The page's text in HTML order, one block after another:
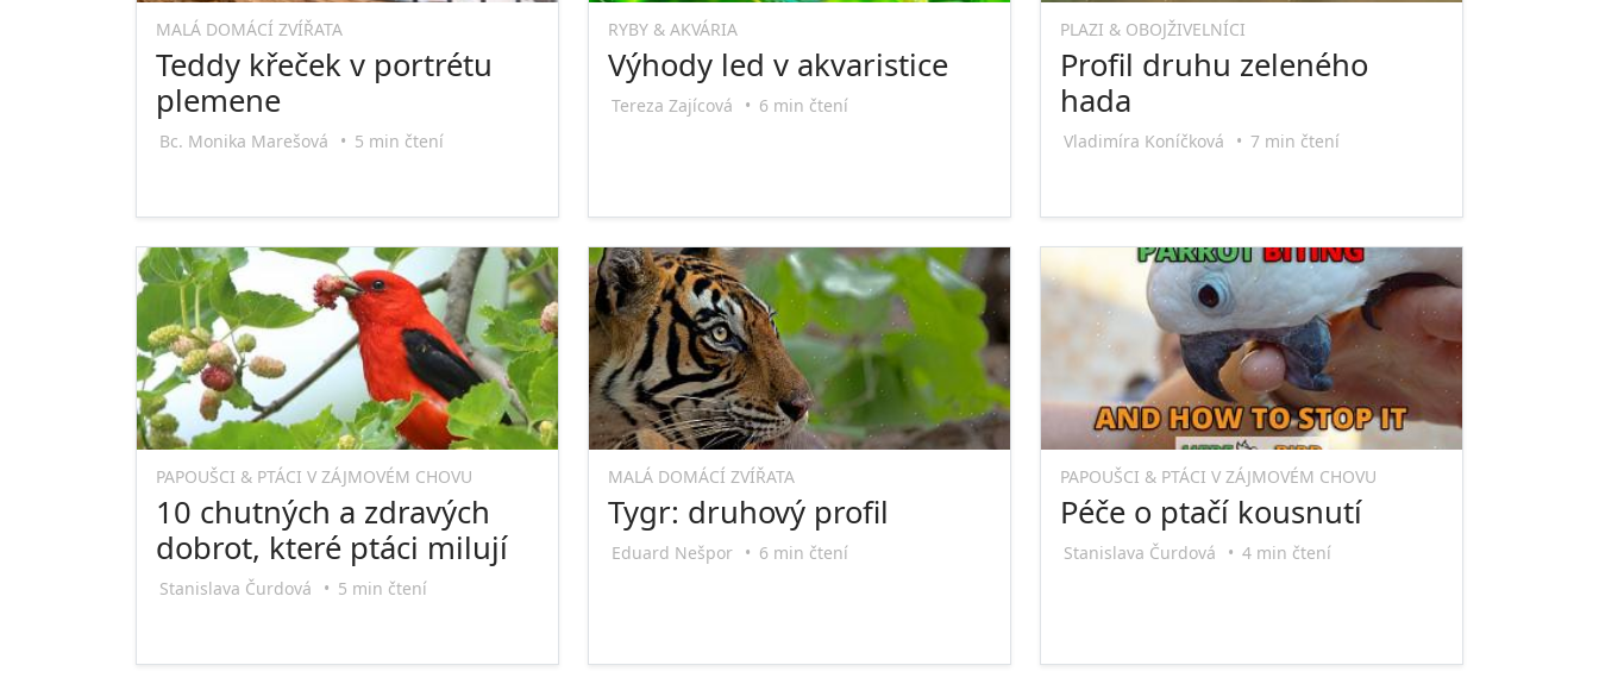
MALÁ DOMÁCÍ ZVÍŘATA
Teddy křeček v portrétu
plemene
Bc. Monika Marešová • 5 min čtení
RYBY & AKVÁRIA
Výhody led v akvaristice
Tereza Zajícová • 6 min čtení
PLAZI & OBOJŽIVELNÍCI
Profil druhu zeleného
hada
Vladimíra Koníčková • 7 min čtení
PAPOUŠCI & PTÁCI V ZÁJMOVÉM CHOVU
10 chutných a zdravých
dobrot, které ptáci milují
Stanislava Čurdová • 5 min čtení
MALÁ DOMÁCÍ ZVÍŘATA
Tygr: druhový profil
Eduard Nešpor • 6 min čtení
PAPOUŠCI & PTÁCI V ZÁJMOVÉM CHOVU
Péče o ptačí kousnutí
Stanislava Čurdová • 4 min čtení